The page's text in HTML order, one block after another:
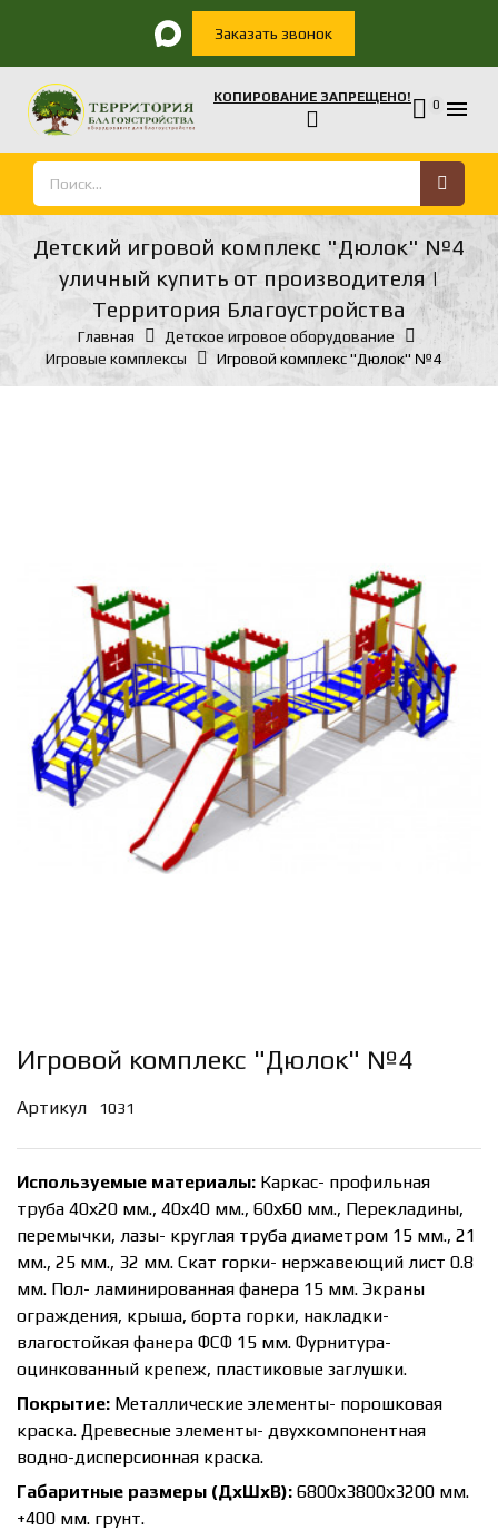
Заказать звонок
КОПИРОВАНИЕ ЗАПРЕЩЕНО! 0 
Детский игровой комплекс "Дюлок" №4
уличный купить от производителя |
Территория Благоустройства
Главная
Детское игровое оборудование
Игровые комплексы
Игровой комплекс "Дюлок" №4
Игровой комплекс "Дюлок" №4
Артикул 1031
Используемые материалы: Каркас- профильная
труба 40х20 мм., 40х40 мм., 60х60 мм., Перекладины,
перемычки, лазы- круглая труба диаметром 15 мм., 21
мм., 25 мм., 32 мм. Скат горки- нержавеющий лист 0.8
мм. Пол- ламинированная фанера 15 мм. Экраны
ограждения, крыша, борта горки, накладки-
влагостойкая фанера ФСФ 15 мм. Фурнитура-
оцинкованный крепеж, пластиковые заглушки.
Покрытие: Металлические элементы- порошковая
краска. Древесные элементы- двухкомпонентная
водно-дисперсионная краска.
Габаритные размеры (ДхШхВ): 6800х3800х3200 мм.
+400 мм. грунт.